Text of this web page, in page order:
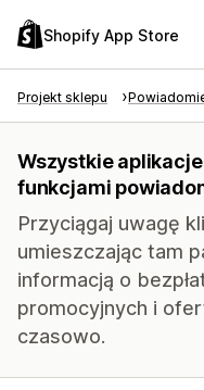
Shopify App Store
Projekt sklepu
Wszystkie
funkcjami
Przyciągaj uwagę
umieszczając tam
informacją o
promocyjnych i
czasowo.